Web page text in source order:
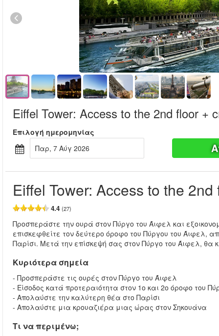
Eiffel Tower: Access to the 2nd floor +
Επιλογή ημερομηνίας
Παρ, 7 Αύγ 2026
Eiffel Tower: Access to the
4.4 (27)
Προσπεράστε την ουρά στον Πύργο του Άιφελ και
επισκεφθείτε τον δεύτερο όροφο του Πύργου του Άιφελ,
Παρίσι. Μετά την επίσκεψή σας στον Πύργο του Άιφελ,
Κυριότερα σημεία
- Προσπεράστε τις ουρές στον Πύργο του Άιφελ
- Είσοδος κατά προτεραιότητα στον 1ο και 2ο όροφο του
- Απολαύστε την καλύτερη θέα στο Παρίσι
- Απολαύστε μια κρουαζιέρα μιας ώρας στον Σηκουάνα
Τι να περιμένω;